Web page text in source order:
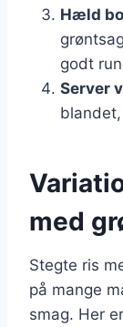
Hæld
godt
Server
med
Stegte ris
på mange
smag. Her